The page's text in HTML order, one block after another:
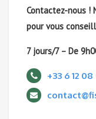
Contactez-nous !
pour vous
7 jours/7 – De
+33 6 12 08